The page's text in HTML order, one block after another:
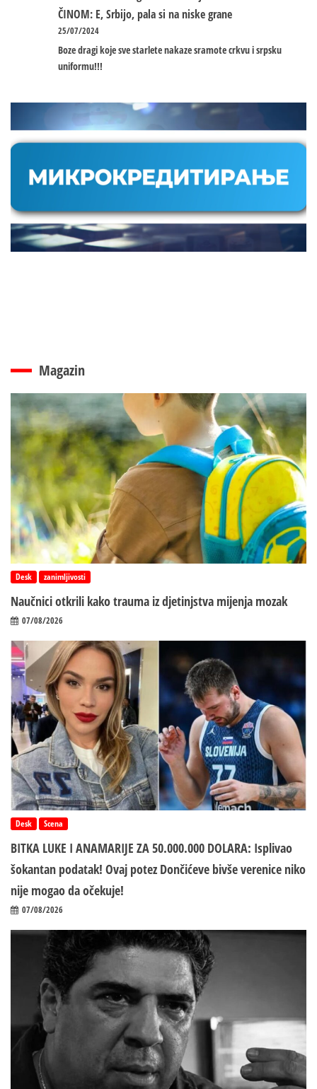
ČINOM: E, Srbijo, pala si na niske grane
25/07/2024
Boze dragi koje sve starlete nakaze sramote crkvu i srpsku
uniformu!!!
Magazin
Desk zanimljivosti
Naučnici otkrili kako trauma iz d‌jetinjstva mijenja mozak
07/08/2026
Desk Scena
BITKA LUKE I ANAMARIJE ZA 50.000.000 DOLARA: Isplivao
šokantan podatak! Ovaj potez Dončićeve bivše verenice niko
nije mogao da očekuje!
07/08/2026